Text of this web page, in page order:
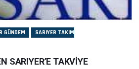
GÜNDEM
SARIYER TAKIM
SARIYER’E TAKVİYE